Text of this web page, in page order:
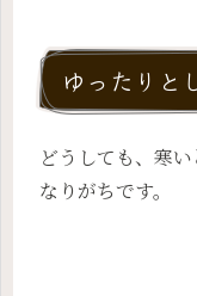
ゆったりと
どうしても、寒
なりがちです。